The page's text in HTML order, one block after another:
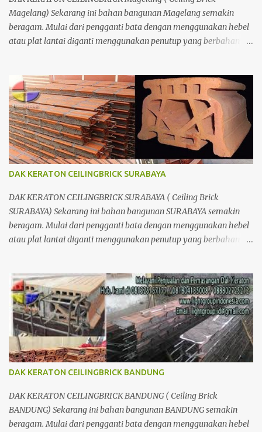
Magelang) Sekarang ini bahan bangunan Magelang semakin
beragam. Mulai dari pengganti bata dengan menggunakan hebel
atau plat lantai diganti menggunakan penutup yang berbahan
DAK KERATON CEILINGBRICK SURABAYA
DAK KERATON CEILINGBRICK SURABAYA ( Ceiling Brick
SURABAYA) Sekarang ini bahan bangunan SURABAYA semakin
beragam. Mulai dari pengganti bata dengan menggunakan hebel
atau plat lantai diganti menggunakan penutup yang berbahan
DAK KERATON CEILINGBRICK BANDUNG
DAK KERATON CEILINGBRICK BANDUNG ( Ceiling Brick
BANDUNG) Sekarang ini bahan bangunan BANDUNG semakin
beragam. Mulai dari pengganti bata dengan menggunakan hebel